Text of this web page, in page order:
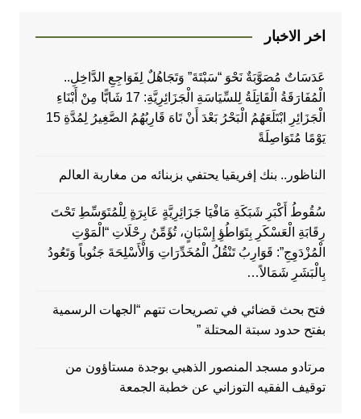
اخر الاخبار
عَدَسَاتٌ مُصَوَّبَةٌ نَحْوَ “سَبْتَةَ” وَتَجَاهُلٌ لِفَوَاجِعِ الدَّاخِلِ..
الْمُفَارَقَةُ الْقَاتِلَةُ لِلسِّيَاسَةِ الْجَزَائِرِيَّةِ: 17 شَابًّا مِنْ أَبْنَاءِ
الْجَزَائِرِ ابْتَلَعَهُمُ الْبَحْرُ بَعْدَ أَنْ تَاهَ قَارِبُهُمُ الصَّغِيرُ لِمُدَّةِ 15
يَوْمًا مُتَوَاصِلَةً
الناظور.. بنك إفريقيا يحتفي بزبنائه من مغاربة العالم
سُقُوطُ أَكْبَرِ شَبَكَةِ مَافْيَا جَزَائِرِيَّةٍ عَابِرَةٍ لِلْمُتَوَسِّطِ تَحْتَ
رِقَابَةِ الْعَسْكَرِ بِتَوَاطُؤِ إِسْبَانٍ، تُؤَمِّنُ رِحْلَاتِ “الْمَوْتِ
الْمُزْدَوِجِ”: قَوَارِبُ تَنْقُلُ الْمُخَدِّرَاتِ وَالْأَسْلِحَةَ جَنُوباً وَتَعُودُ
بِالْبَشَرِ شَمَالاً…
فتح بحث قضائي في تصريحات تتهم “الجهات الرسمية
بفتح حدود سبتة المحتلة ”
مرتادو مسجد المنصور الذهبي بوجدة مستاؤون من
توقيف الفقيه التوزاني عن خطبة الجمعة